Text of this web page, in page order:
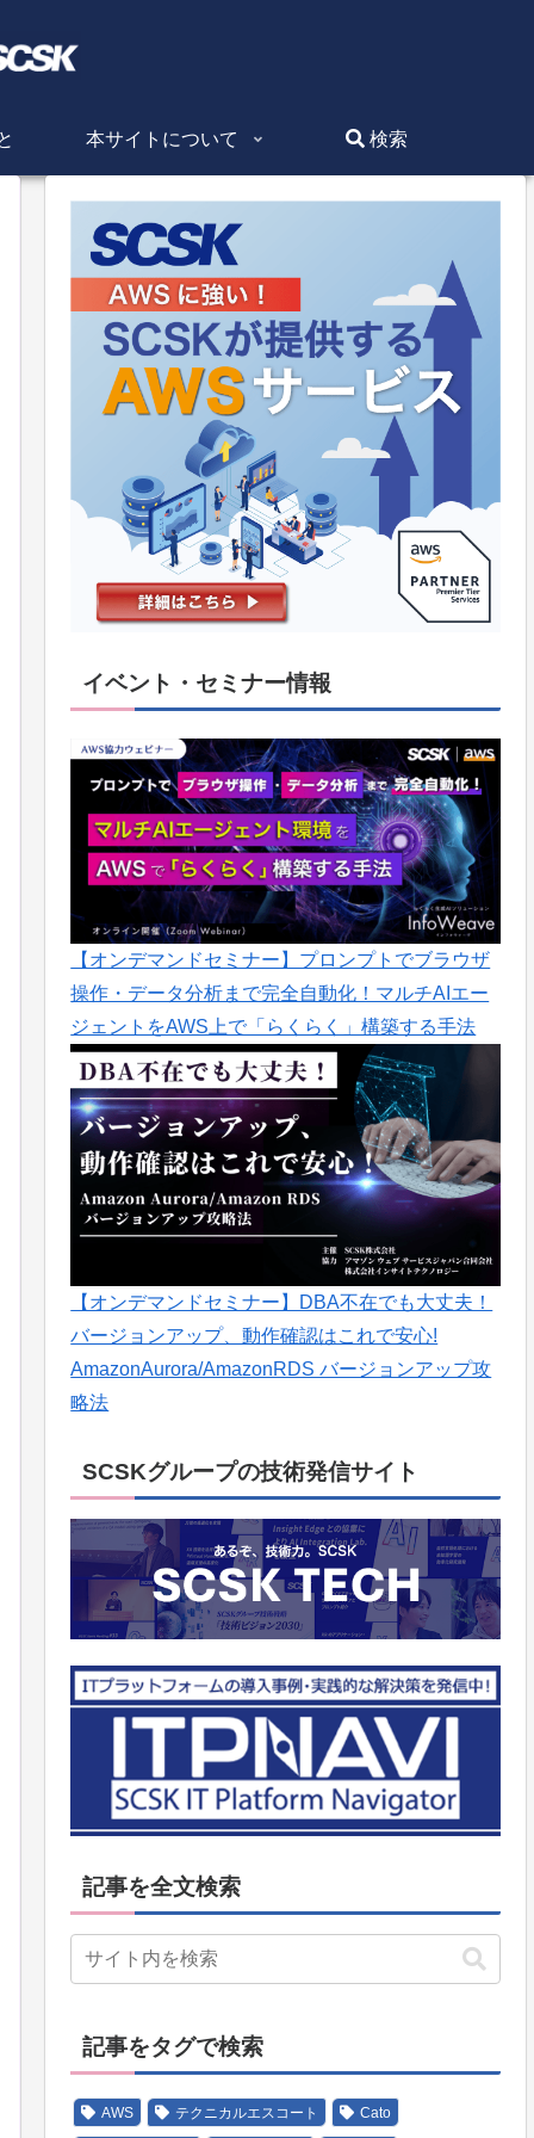
本サイトについて 検索
イベント・セミナー情報
【オンデマンドセミナー】プロンプトでブラウザ
操作・データ分析まで完全自動化！マルチAIエー
ジェントをAWS上で「らくらく」構築する手法
【オンデマンドセミナー】DBA不在でも大丈夫！
バージョンアップ、動作確認はこれで安心!
AmazonAurora/AmazonRDS バージョンアップ攻
略法
SCSKグループの技術発信サイト
記事を全文検索
記事をタグで検索
AWS テクニカルエスコート Cato